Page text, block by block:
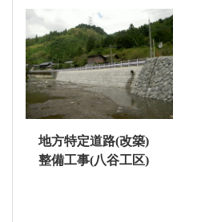
地方特定道路(改築)
整備工事(八谷工区)